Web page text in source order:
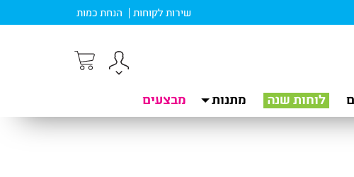
שירות לקוחות הנחת כמות
לוחות שנה מתנות מבצעים